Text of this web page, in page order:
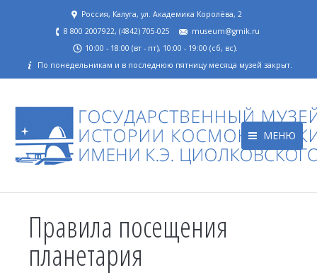
Россия, Калуга, ул. Академика Королёва, 2
8 800 2007922, (4842) 705-025
museum@gmik.ru
10:00 - 18:00 (вт - пт), 10:00 - 19:00 (сб, вс).
По понедельникам и в последнюю пятницу месяца музей закрыт.
МЕНЮ
Правила посещения
планетария